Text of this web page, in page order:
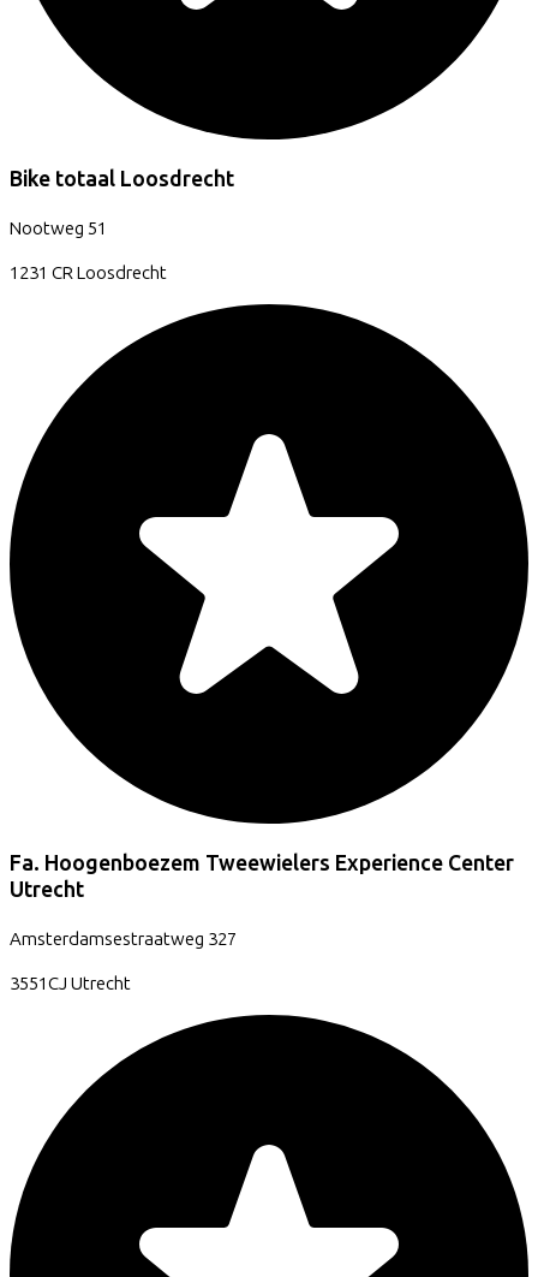
Bike totaal Loosdrecht
Nootweg 51
1231 CRLoosdrecht
Fa. Hoogenboezem Tweewielers Experience Center
Utrecht
Amsterdamsestraatweg 327
3551CJ Utrecht